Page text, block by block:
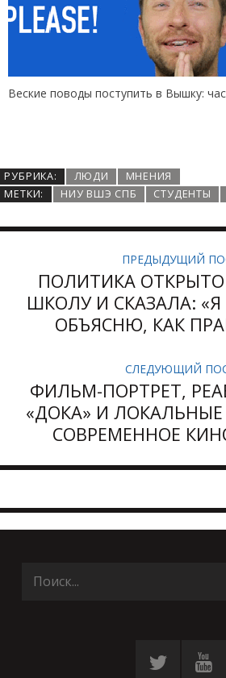
Веские поводы поступить в Вышку:
РУБРИКА: ЛЮДИ
МНЕНИЯ
МЕТКИ:
НИУ ВШЭ СПБ СТУДЕНТЫ
ПРЕДЫДУЩИЙ
ПОЛИТИКА
ШКОЛУ И СКАЗАЛА:
ОБЪЯСНЮ, КАК
СЛЕДУЮЩИЙ
ФИЛЬМ-ПОРТРЕТ,
«ДОКА» И
СОВРЕМЕННОЕ